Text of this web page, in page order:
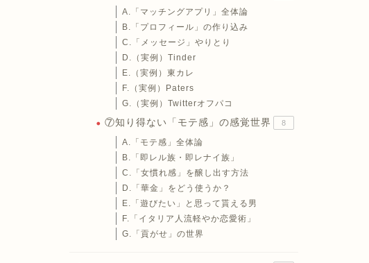
A.「マッチングアプリ」全体論
B.「プロフィール」の作り込み
C.「メッセージ」やりとり
D.（実例）Tinder
E.（実例）東カレ
F.（実例）Paters
G.（実例）Twitterオフパコ
⑦知り得ない「モテ感」の感覚世界 8
A.「モテ感」全体論
B.「即レル族・即レナイ族」
C.「女慣れ感」を醸し出す方法
D.「華金」をどう使うか？
E.「遊びたい」と思って貰える男
F.「イタリア人流軽やか恋愛術」
G.「貢がせ」の世界